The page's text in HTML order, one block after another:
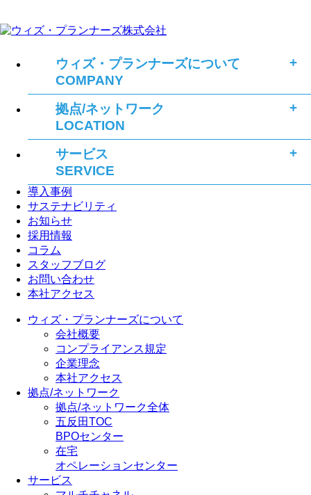
ウィズ・プランナーズについて
COMPANY
拠点/ネットワーク
LOCATION
サービス
SERVICE
導入事例
サステナビリティ
お知らせ
採用情報
コラム
スタッフブログ
お問い合わせ
本社アクセス
ウィズ・プランナーズについて
会社概要
コンプライアンス規定
企業理念
本社アクセス
拠点/ネットワーク
拠点/ネットワーク全体
五反田TOC
BPOセンター
在宅
オペレーションセンター
サービス